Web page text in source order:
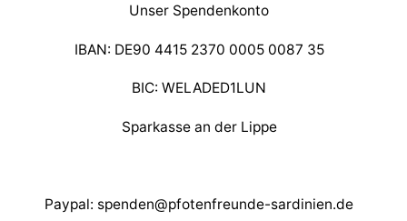
Unser Spendenkonto
IBAN: DE90 4415 2370 0005 0087 35
BIC: WELADED1LUN
Sparkasse an der Lippe
Paypal: spenden@pfotenfreunde-sardinien.de